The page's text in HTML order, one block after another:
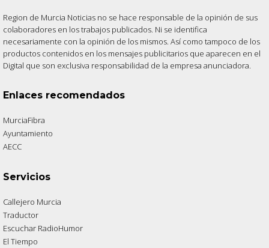
Region de Murcia Noticias no se hace responsable de la opinión de sus
colaboradores en los trabajos publicados. Ni se identifica
necesariamente con la opinión de los mismos. Así como tampoco de los
productos contenidos en los mensajes publicitarios que aparecen en el
Digital que son exclusiva responsabilidad de la empresa anunciadora.
Enlaces recomendados
MurciaFibra
Ayuntamiento
AECC
Servicios
Callejero Murcia
Traductor
Escuchar RadioHumor
El Tiempo